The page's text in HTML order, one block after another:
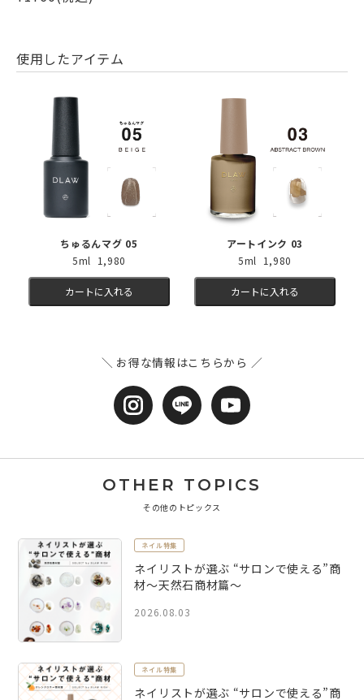
使用したアイテム
ちゅるんマグ 05
5ml 1,980
カートに入れる
アートインク 03
5ml 1,980
カートに入れる
＼ お得な情報はこちらから ／
OTHER TOPICS
その他のトピックス
ネイル特集
ネイリストが選ぶ “サロンで使える”商
材～天然石商材篇～
2026.08.03
ネイル特集
ネイリストが選ぶ “サロンで使える”商